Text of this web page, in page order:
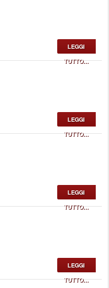
LEGGI
TUTTO...
LEGGI
TUTTO...
LEGGI
TUTTO...
LEGGI
TUTTO...